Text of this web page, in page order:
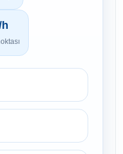
h